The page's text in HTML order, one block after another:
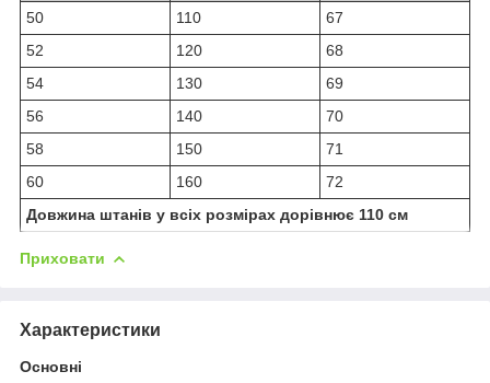
50
110
67
52
120
68
54
130
69
56
140
70
58
150
71
60
160
72
Довжина штанів у всіх розмірах дорівнює 110 см
Приховати
Характеристики
Основні